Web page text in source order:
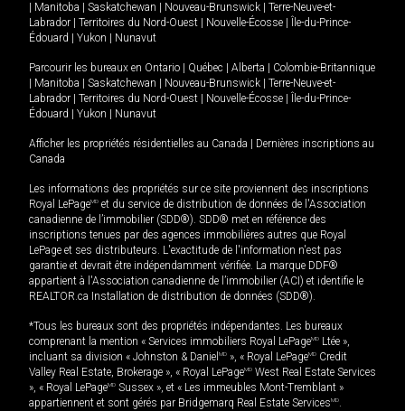
Manitoba Saskatchewan Nouveau-Brunswick
Terre-Neuve-et-
Labrador
Territoires du Nord-Ouest Nouvelle-Écosse
Île-du-Prince-
Édouard
Yukon Nunavut
Parcourir les bureaux en Ontario Québec Alberta
Colombie-Britannique
Manitoba Saskatchewan Nouveau-Brunswick
Terre-Neuve-et-
Labrador
Territoires du Nord-Ouest Nouvelle-Écosse
Île-du-Prince-
Édouard
Yukon Nunavut
Afficher les propriétés résidentielles au Canada
Dernières inscriptions au
Canada
Les informations des propriétés sur ce site proviennent des inscriptions
Royal LePageMD et du service de distribution de données de l'Association
canadienne de l’immobilier (SDD®). SDD® met en référence des
inscriptions tenues par des agences immobilières autres que Royal
LePage et ses distributeurs. L'exactitude de l'information n'est pas
garantie et devrait être indépendamment vérifiée. La marque DDF®
appartient à l'Association canadienne de l’immobilier (ACI) et identifie le
REALTOR.ca Installation de distribution de données (SDD®).
*Tous les bureaux sont des propriétés indépendantes. Les bureaux
comprenant la mention « Services immobiliers Royal LePageMD Ltée »,
incluant sa division « Johnston & Daniel MD », « Royal LePageMD Credit
Valley Real Estate, Brokerage », « Royal LePageMD West Real Estate Services
», « Royal LePageMD Sussex », et « Les immeubles Mont-Tremblant »
appartiennent et sont gérés par Bridgemarq Real Estate ServicesMD.